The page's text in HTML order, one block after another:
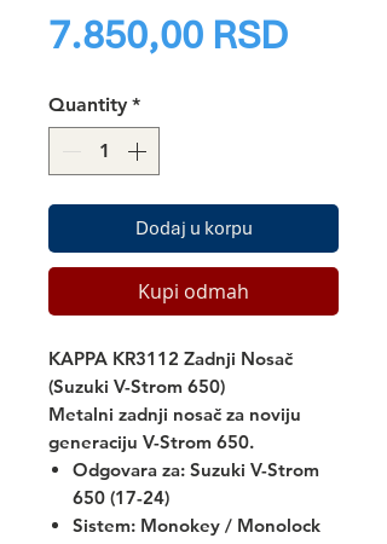
7.850,00 RSDPrice
Quantity *
Dodaj u korpu
Kupi odmah
KAPPA KR3112 Zadnji Nosač
(Suzuki V-Strom 650)
Metalni zadnji nosač za noviju
generaciju V-Strom 650.
Odgovara za: Suzuki V-Strom
650 (17-24)
Sistem: Monokey / Monolock